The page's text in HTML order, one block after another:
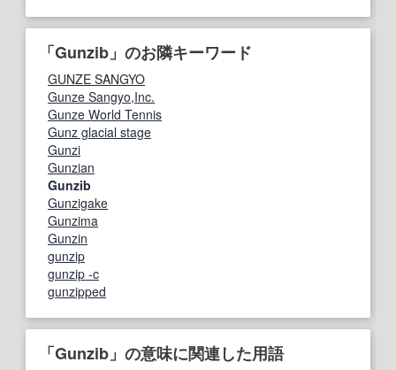
「Gunzib」のお隣キーワード
GUNZE SANGYO
Gunze Sangyo,Inc.
Gunze World Tennis
Gunz glacial stage
Gunzi
Gunzian
Gunzib
Gunzigake
Gunzima
Gunzin
gunzip
gunzip -c
gunzipped
「Gunzib」の意味に関連した用語